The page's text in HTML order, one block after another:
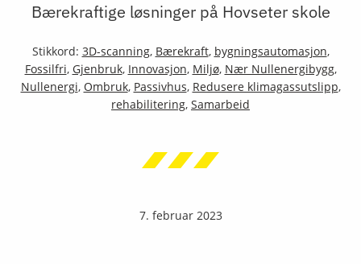
Bærekraftige løsninger på Hovseter skole
Stikkord: 3D-scanning, Bærekraft, bygningsautomasjon,
Fossilfri, Gjenbruk, Innovasjon, Miljø, Nær Nullenergibygg,
Nullenergi, Ombruk, Passivhus, Redusere klimagassutslipp,
rehabilitering, Samarbeid
7. februar 2023